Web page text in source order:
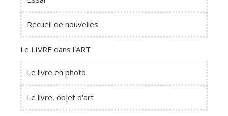
Recueil de nouvelles
Le LIVRE dans l'ART
Le livre en photo
Le livre, objet d'art